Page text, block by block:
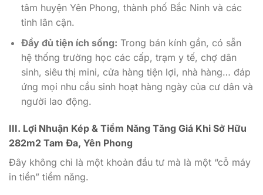
tâm huyện Yên Phong, thành phố Bắc Ninh và các
tỉnh lân cận.
Đầy đủ tiện ích sống: Trong bán kính gần, có sẵn
hệ thống trường học các cấp, trạm y tế, chợ dân
sinh, siêu thị mini, cửa hàng tiện lợi, nhà hàng… đáp
ứng mọi nhu cầu sinh hoạt hàng ngày của cư dân và
người lao động.
III. Lợi Nhuận Kép & Tiềm Năng Tăng Giá Khi Sở Hữu
282m2 Tam Đa, Yên Phong
Đây không chỉ là một khoản đầu tư mà là một “cỗ máy
in tiền” tiềm năng.